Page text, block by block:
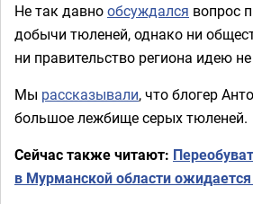
Не так давнообсуждался вопрос
добычи тюленей, однако ни
ни правительство региона идею
Мы рассказывали, что блогер
большое лежбище серых тюленей.
Сейчас также читают:
в Мурманской области